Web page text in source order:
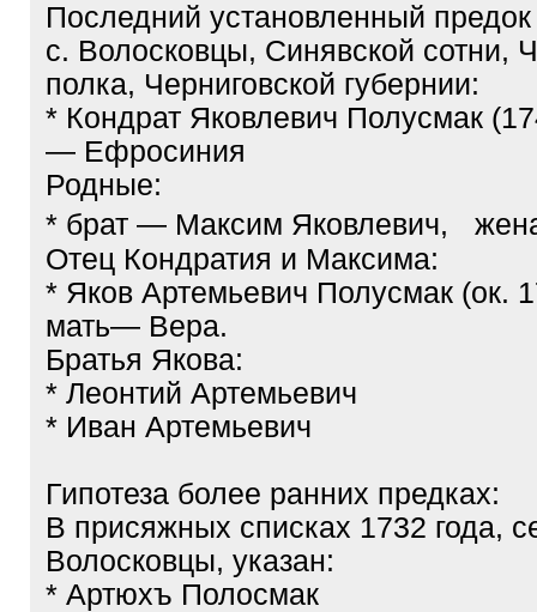
Последний установленный
с. Волосковцы, Синявской сотни,
полка, Черниговской губернии:
* Кондрат Яковлевич Полусмак
— Ефросиния
Родные:
* брат — Максим Яковлевич,
Отец Кондратия и Максима:
* Яков Артемьевич Полусмак (ок.
мать— Вера.
Братья Якова:
* Леонтий Артемьевич
* Иван Артемьевич
Гипотеза более ранних предках:
В присяжных списках 1732 года,
Волосковцы, указан:
* Артюхъ Полосмак